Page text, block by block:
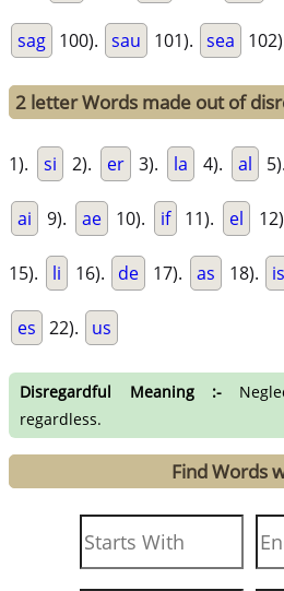
sag 100). sau 101). sea
2 letter Words made out of
1). si 2). er 3). la 4). al 5).
ai 9). ae 10). if 11). el
15). li 16). de 17). as 18). is
es 22). us
Disregardful Meaning :-
regardless.
Find Words